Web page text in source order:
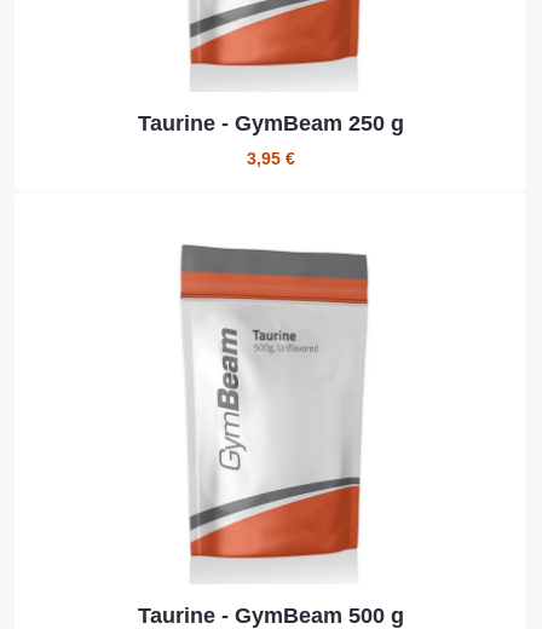
Taurine - GymBeam 250 g
3,95 €
Taurine - GymBeam 500 g